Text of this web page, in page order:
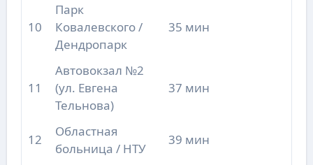
10
Парк
Ковалевского /
Дендропарк
35 мин
11
Автовокзал №2
(ул. Евгена
Тельнова)
37 мин
12
Областная
больница / НТУ
39 мин